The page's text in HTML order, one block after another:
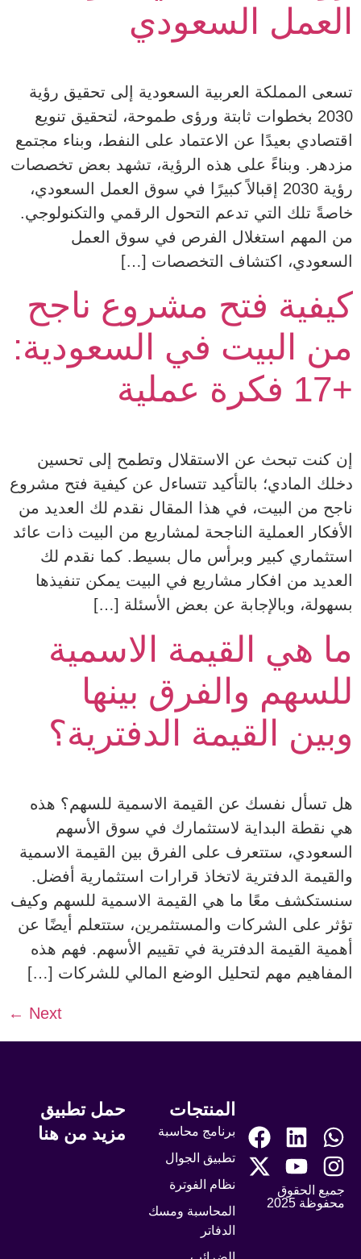
العمل السعودي
تسعى المملكة العربية السعودية إلى تحقيق رؤية
2030 بخطوات ثابتة ورؤى طموحة، لتحقيق تنويع
اقتصادي بعيدًا عن الاعتماد على النفط، وبناء مجتمع
مزدهر. وبناءً على هذه الرؤية، تشهد بعض تخصصات
رؤية 2030 إقبالاً كبيرًا في سوق العمل السعودي،
خاصةً تلك التي تدعم التحول الرقمي والتكنولوجي.
من المهم استغلال الفرص في سوق العمل
السعودي، اكتشاف التخصصات […]
كيفية فتح مشروع ناجح
من البيت في السعودية:
+17 فكرة عملية
إن كنت تبحث عن الاستقلال وتطمح إلى تحسين
دخلك المادي؛ بالتأكيد تتساءل عن كيفية فتح مشروع
ناجح من البيت، في هذا المقال نقدم لك العديد من
الأفكار العملية الناجحة لمشاريع من البيت ذات عائد
استثماري كبير وبرأس مال بسيط. كما نقدم لك
العديد من افكار مشاريع في البيت يمكن تنفيذها
بسهولة، وبالإجابة عن بعض الأسئلة […]
ما هي القيمة الاسمية
للسهم والفرق بينها
وبين القيمة الدفترية؟
هل تسأل نفسك عن القيمة الاسمية للسهم؟ هذه
هي نقطة البداية لاستثمارك في سوق الأسهم
السعودي، ستتعرف على الفرق بين القيمة الاسمية
والقيمة الدفترية لاتخاذ قرارات استثمارية أفضل.
سنستكشف معًا ما هي القيمة الاسمية للسهم وكيف
تؤثر على الشركات والمستثمرين، ستتعلم أيضًا عن
أهمية القيمة الدفترية في تقييم الأسهم. فهم هذه
المفاهيم مهم لتحليل الوضع المالي للشركات […]
Next
←
جميع الحقوق
محفوظة 2025
المنتجات
برنامج محاسبة
تطبيق الجوال
نظام الفوترة
المحاسبة ومسك
الدفاتر
حمل تطبيق
مزيد من هنا